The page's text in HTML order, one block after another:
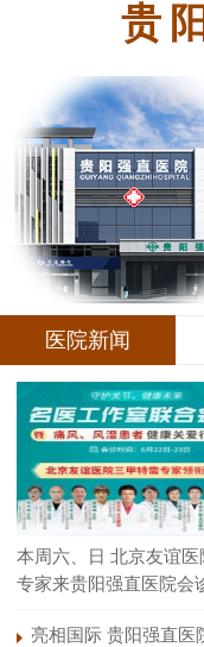
贵
医院新闻
本周六、日 北京友谊医
专家来贵阳强直医院会
亮相国际 贵阳强直医